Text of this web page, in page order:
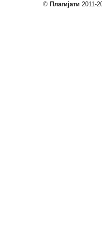
© Плагијати 2011-